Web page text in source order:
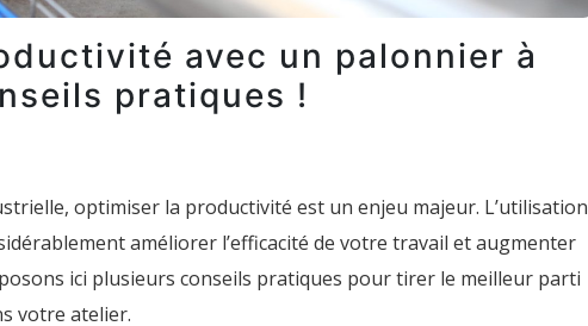
avec un palonnier à
pratiques !
optimiser la productivité est un enjeu majeur. L’utilisation
améliorer l’efficacité de votre travail et augmenter
ici plusieurs conseils pratiques pour tirer le meilleur parti
votre atelier.